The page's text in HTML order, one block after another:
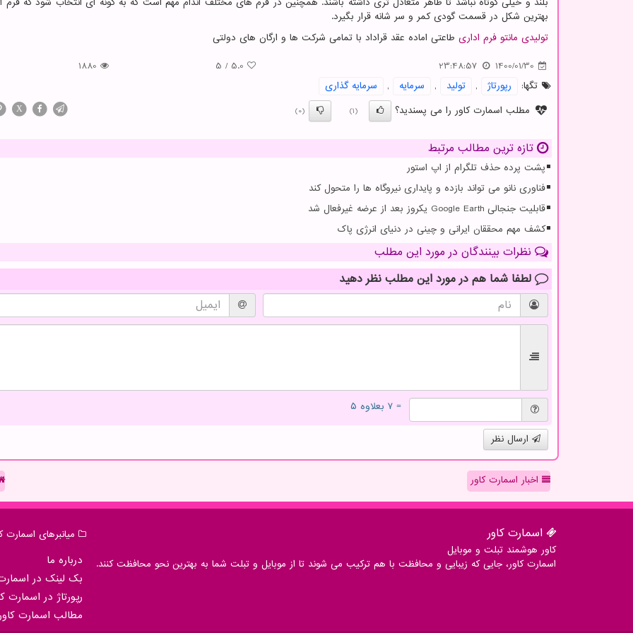
بهترین شکل در قسمت گودی کمر و سر شانه قرار بگیرد.
تولیدی مانتو فرم اداری طاعتی اماده عقد قراداد با تمامی شرکت ها و ارگان های دولتی
1400/01/30
23:48:57
5.0
/
5
1880
تگها:
رپورتاژ , تولید , سرمایه ,
سرمایه گذاری
مطلب اسمارت کاور را می پسندید؟
(1)
(0)
X
تازه ترین مطالب مرتبط
پشت پرده حذف تلگرام از اپ استور
فناوری نانو می تواند بازده و پایداری نیروگاه ها را متحول کند
قابلیت جنجالی Google Earth یکروز بعد از عرضه غیرفعال شد
کشف مهم محققان ایرانی و چینی در دنیای انرژی پاک
نظرات بینندگان در مورد این مطلب
لطفا شما هم در مورد این مطلب نظر دهید
= ۷ بعلاوه ۵
ارسال نظر
اخبار اسمارت کاور
اسمارت كاور
کاور هوشمند تبلت و موبایل
اسمارت کاور، جایی که زیبایی و محافظت با هم ترکیب می شوند تا از موبایل و تبلت شما به بهترین نحو محافظت کنند.
میانبرهای اسمارت
درباره ما
بک لینک در
رپورتاژ در اسمارت
مطالب اسمارت كاور